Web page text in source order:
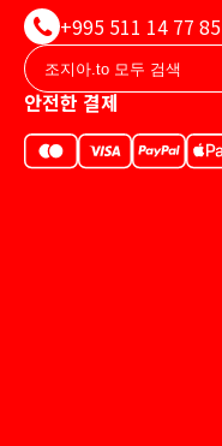
+995 511 14 77 85
안전한 결제